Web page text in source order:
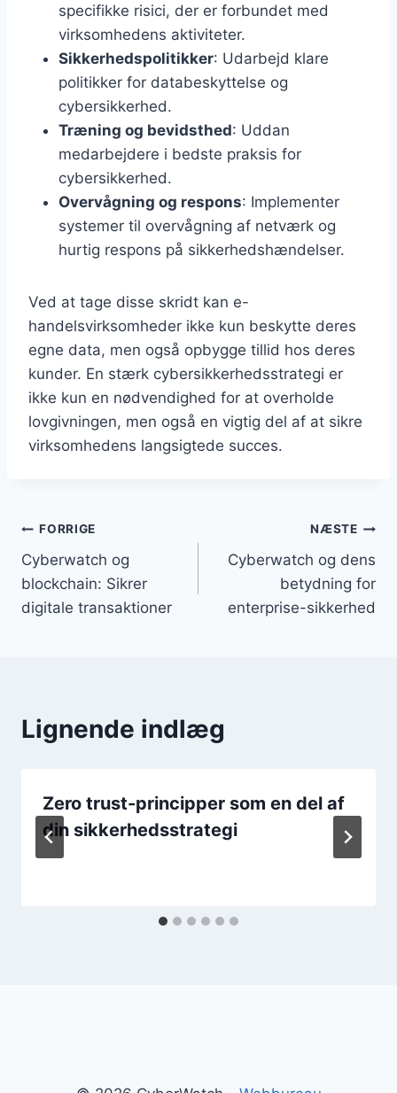
specifikke risici, der er forbundet med
virksomhedens aktiviteter.
Sikkerhedspolitikker: Udarbejd klare
politikker for databeskyttelse og
cybersikkerhed.
Træning og bevidsthed: Uddan
medarbejdere i bedste praksis for
cybersikkerhed.
Overvågning og respons: Implementer
systemer til overvågning af netværk og
hurtig respons på sikkerhedshændelser.
Ved at tage disse skridt kan e-
handelsvirksomheder ikke kun beskytte deres
egne data, men også opbygge tillid hos deres
kunder. En stærk cybersikkerhedsstrategi er
ikke kun en nødvendighed for at overholde
lovgivningen, men også en vigtig del af at sikre
virksomhedens langsigtede succes.
Indlægsnavigation
FORRIGE
Cyberwatch og
blockchain: Sikrer
digitale transaktioner
NÆSTE
Cyberwatch og dens
betydning for
enterprise-sikkerhed
Lignende indlæg
Zero trust-principper som en del af
din sikkerhedsstrategi